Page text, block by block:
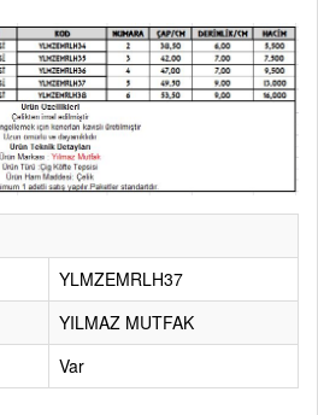
YLMZEMRLH37
YILMAZ MUTFAK
Var